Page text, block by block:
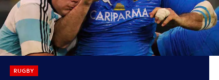
RUGBY